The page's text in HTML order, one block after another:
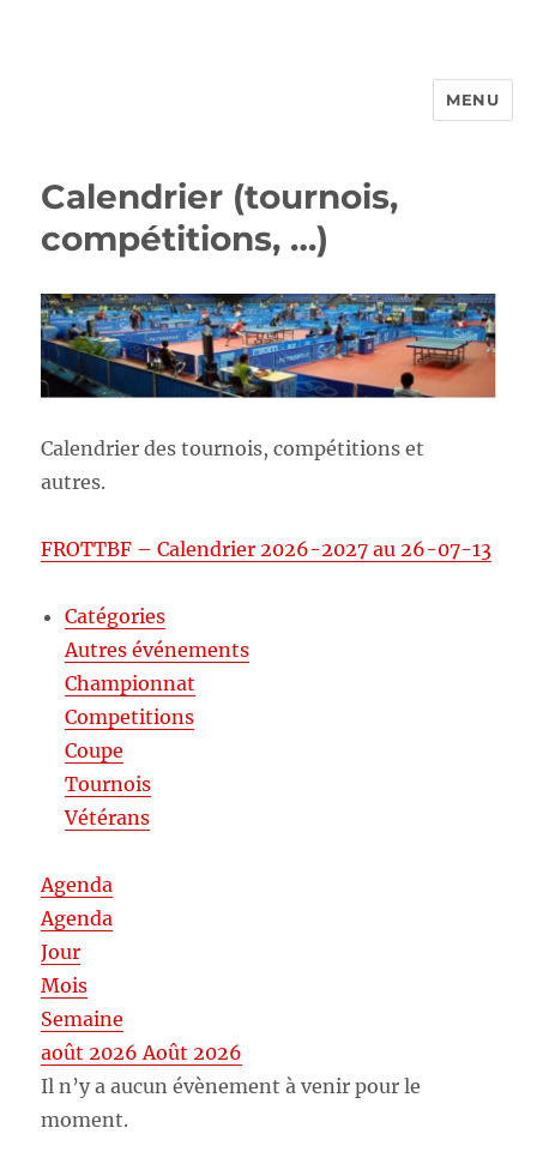
MENU
Calendrier (tournois,
compétitions, …)
Calendrier des tournois, compétitions et
autres.
FROTTBF – Calendrier 2026-2027 au 26-07-13
Catégories
Autres événements
Championnat
Competitions
Coupe
Tournois
Vétérans
Agenda
Agenda
Jour
Mois
Semaine
août 2026 Août 2026
Il n’y a aucun évènement à venir pour le
moment.